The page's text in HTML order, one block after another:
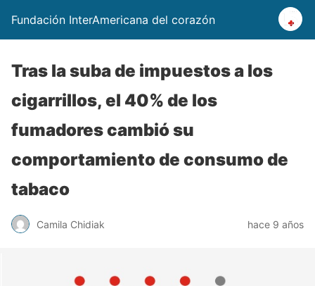
Fundación InterAmericana del corazón
Tras la suba de impuestos a los
cigarrillos, el 40% de los
fumadores cambió su
comportamiento de consumo de
tabaco
Camila Chidiak hace 9 años